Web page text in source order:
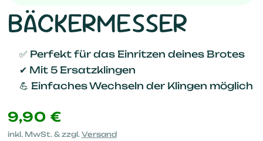
BÄCKERMESSER
✅ Perfekt für das Einritzen deines Brotes
✔ Mit 5 Ersatzklingen
💪 Einfaches Wechseln der Klingen möglich
9,90 €
inkl. MwSt. & zzgl. Versand